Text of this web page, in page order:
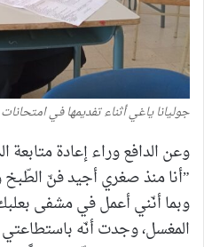
جوليانا ياغي أثناء تفديمها في امتحانات
وعن الدافع وراء إعادة
”أنا منذ صغري أجيد فنّ الطّبخ
وبما أنّني أعمل في مشفى
المغسل، وجدت أنّه